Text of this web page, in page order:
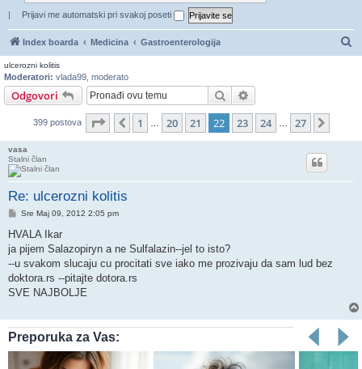
| Prijavi me automatski pri svakoj poseti
Index boarda Medicina Gastroenterologija
ulcerozni kolitis
Moderatori: vlada99 moderato
Odgovori Pretraga
399 postova Stranica 22 od 27
Prethodni
1 20 21 22 23 24 27
vasa
Stalni član
Re: ulcerozni kolitis
Post
Sre Maj 09, 2012 2:05 pm
HVALA Ikar
ja pijem Salazopiryn a ne Sulfalazin--jel to isto?
--u svakom slucaju cu procitati sve iako me prozivaju da sam lud bez
doktora.rs --pitajte dotora.rs
SVE NAJBOLJE
Preporuka za Vas: